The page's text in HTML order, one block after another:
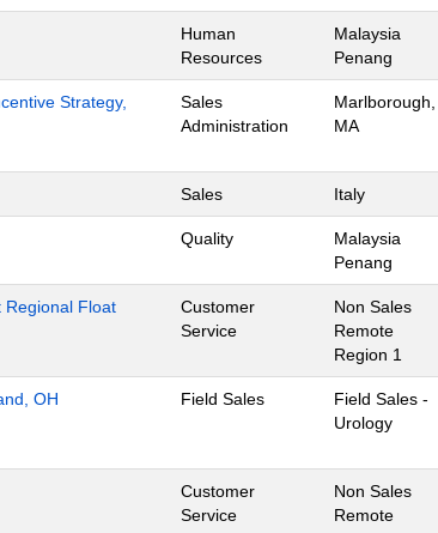
Human
Resources
Malaysia
Penang
Strategy,
Sales
Administration
Marlborough,
MA
Sales Italy
Quality
Malaysia
Penang
Regional Float
Customer
Service
Non Sales
Remote
Region 1
OH Field Sales
Field Sales -
Urology
Customer
Service
Non Sales
Remote